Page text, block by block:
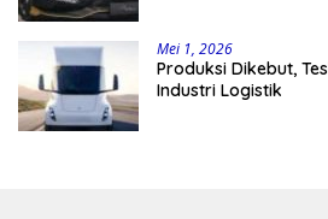
Mei 1, 2026
Produksi Dikebut,
Industri Logistik